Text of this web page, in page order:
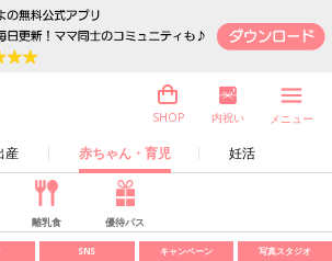
産 赤ちゃん・育児 妊活
SHOP 内祝い メニュー
離乳食 優待パス
SNS キャンペーン 写真スタジオ